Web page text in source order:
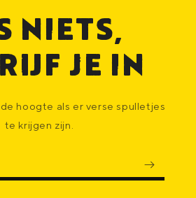
NIETS,
JE IN
hoogte als er verse spulletjes
te krijgen zijn.